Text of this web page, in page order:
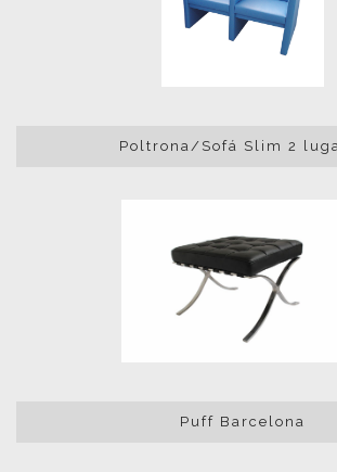
Poltrona/Sofá Slim 2
Puff Barcelona